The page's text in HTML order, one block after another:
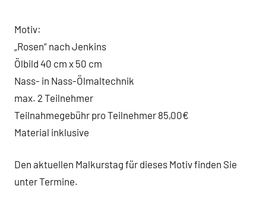
Motiv:
„Rosen“ nach Jenkins
Ölbild 40 cm x 50 cm
Nass- in Nass-Ölmaltechnik
max. 2 Teilnehmer
Teilnahmegebühr pro Teilnehmer 85,00€
Material inklusive
Den aktuellen Malkurstag für dieses Motiv finden Sie
unter Termine.